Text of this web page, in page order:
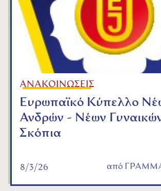
ΑΝΑΚΟΙΝΩΣΕΙΣ
Ευρωπαϊκό Κύπελλο
Ανδρών - Νέων
Σκόπια
8/3/26 από